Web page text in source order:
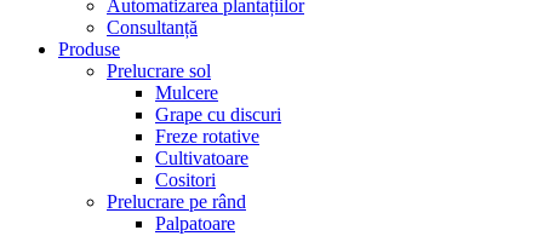
Automatizarea plantațiilor
Consultanță
Produse
Prelucrare sol
Mulcere
Grape cu discuri
Freze rotative
Cultivatoare
Cositori
Prelucrare pe rând
Palpatoare